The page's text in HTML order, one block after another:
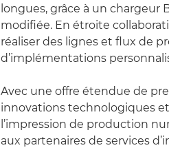
longues, grâce à un chargeur
modifiée. En étroite
réaliser des lignes et flux de
d’implémentations
Avec une offre étendue de
innovations technologiques
l’impression de production
aux partenaires de services